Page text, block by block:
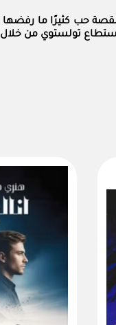
حب كثيرًا ما رفضها
تولستوي من